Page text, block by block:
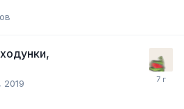
2019